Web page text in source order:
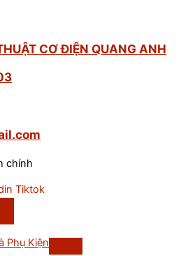
CƠ ĐIỆN QUANG ANH
chính
Tiktok
Phụ Kiện